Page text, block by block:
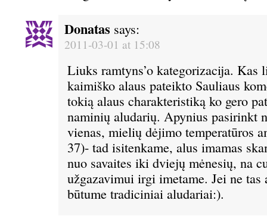
Donatas says:
2011-03-01 at 15:08
Liuks ramtyns’o kategorizacija. Kas
kaimiško alaus pateikto Sauliaus
tokią alaus charakteristiką ko gero
naminių aludarių. Apynius pasirinkt
vienas, mielių dėjimo temperatūros
37)- tad isitenkame, alus imamas
nuo savaites iki dviejų mėnesių, na
užgazavimui irgi imetame. Jei ne tas
būtume tradiciniai aludariai:).